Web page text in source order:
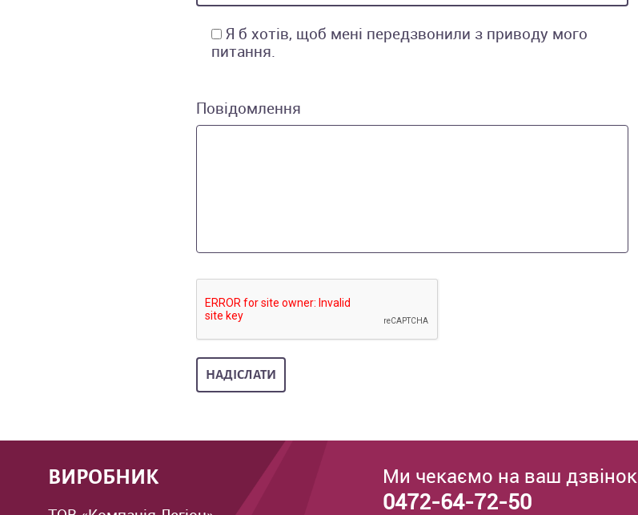
Я б хотів, щоб мені передзвонили з приводу мого
питання.
Повідомлення
ВИРОБНИК Ми чекаємо на ваш дзвінок
0472-64-72-50